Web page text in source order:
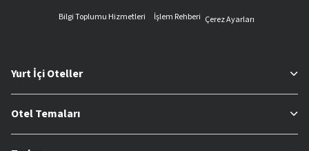
Bilgi Toplumu Hizmetleri
İşlem Rehberi Çerez Ayarları
Yurt İçi Oteller
Otel Temaları